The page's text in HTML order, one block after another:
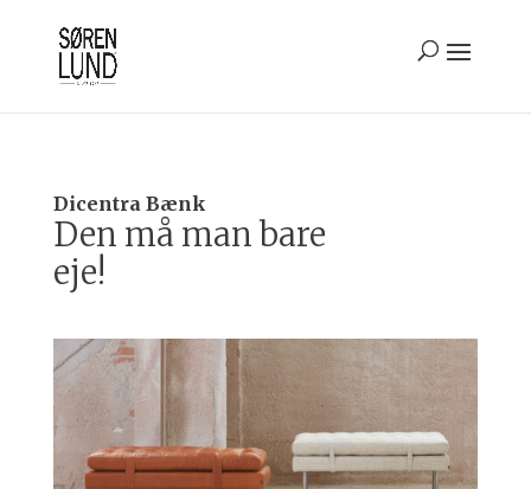
Dicentra Bænk
Den må man bare
eje!